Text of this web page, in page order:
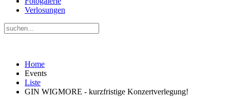
Verlosungen
Home
Events
Liste
GIN WIGMORE - kurzfristige Konzertverlegung!